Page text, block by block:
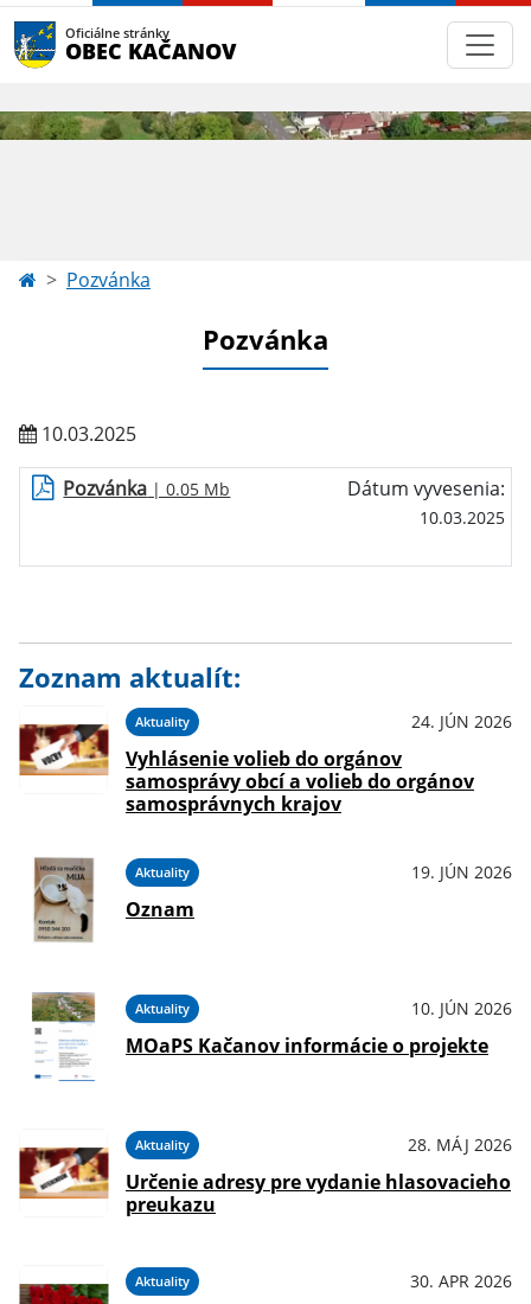
Oficiálne stránky
OBEC KAČANOV
Pozvánka
Pozvánka
10.03.2025
Pozvánka | 0.05 Mb Dátum vyvesenia:
10.03.2025
Zoznam aktualít:
Aktuality 24. JÚN 2026
Vyhlásenie volieb do orgánov
samosprávy obcí a volieb do orgánov
samosprávnych krajov
Aktuality 19. JÚN 2026
Oznam
Aktuality 10. JÚN 2026
MOaPS Kačanov informácie o projekte
Aktuality 28. MÁJ 2026
Určenie adresy pre vydanie hlasovacieho
preukazu
Aktuality 30. APR 2026